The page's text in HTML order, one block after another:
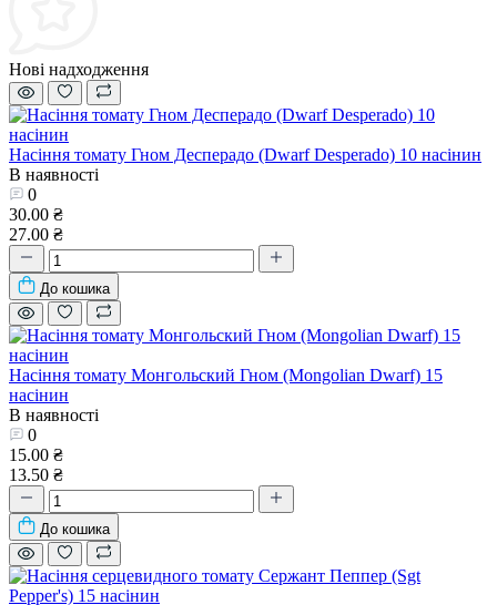
Нові надходження
Насіння томату Гном Десперадо (Dwarf Desperado) 10 насінин
В наявності
0
30.00 ₴
27.00 ₴
До кошика
Насіння томату Монгольский Гном (Mongolian Dwarf) 15
насінин
В наявності
0
15.00 ₴
13.50 ₴
До кошика